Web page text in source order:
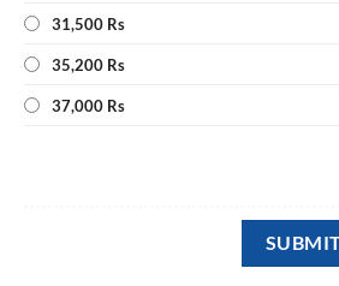
31,500 Rs
35,200 Rs
37,000 Rs